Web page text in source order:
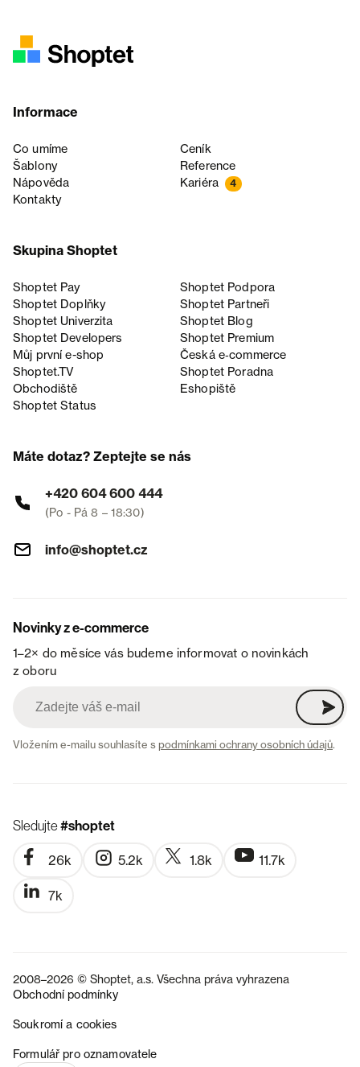
Informace
Co umíme
Ceník
Šablony
Reference
Nápověda
Kariéra 4
Kontakty
Skupina Shoptet
Shoptet Pay
Shoptet Podpora
Shoptet Doplňky
Shoptet Partneři
Shoptet Univerzita
Shoptet Blog
Shoptet Developers
Shoptet Premium
Můj první e-shop
Česká e‑commerce
Shoptet.TV
Shoptet Poradna
Obchodiště
Eshopiště
Shoptet Status
Máte dotaz? Zeptejte se nás
+420 604 600 444
(Po - Pá 8 – 18:30)
info@shoptet.cz
Novinky z e-commerce
1–2× do měsíce vás budeme informovat o novinkách
z oboru
Vložením e-mailu souhlasíte spodmínkami ochrany osobních údajů.
Sledujte#shoptet
26k 5.2k 1.8k 11.7k
7k
2008–2026 © Shoptet, a.s. Všechna práva vyhrazena
Obchodní podmínky
Soukromí a cookies
Formulář pro oznamovatele